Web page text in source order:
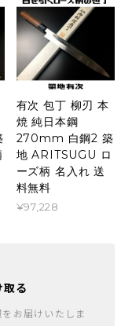
有次 包丁 柳刃 本
焼 純日本鋼
270mm 白鋼2 築
地 ARITSUGU ロ
ーズ柄 名入れ 送
料無料
¥97,228
る
お届けいたしま